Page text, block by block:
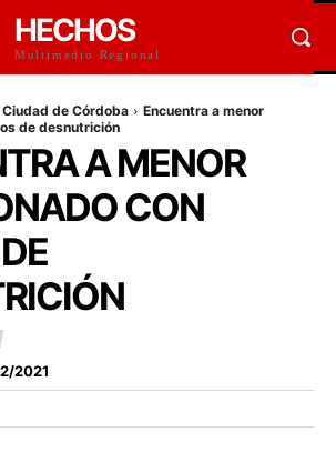
HECHOS
Multimedio Regional
Ciudad de Córdoba
Encuentra a menor
de desnutrición
A MENOR
CON
2021